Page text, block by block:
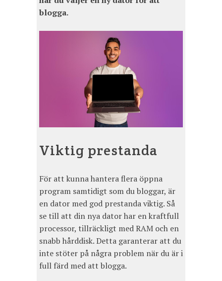
blogga.
Viktig prestanda
För att kunna hantera flera öppna
program samtidigt som du bloggar, är
en dator med god prestanda viktig. Så
se till att din nya dator har en kraftfull
processor, tillräckligt med RAM och en
snabb hårddisk. Detta garanterar att du
inte stöter på några problem när du är i
full färd med att blogga.